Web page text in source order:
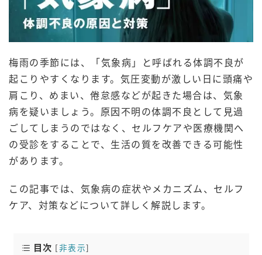
梅雨の季節には、「気象病」と呼ばれる体調不良が
起こりやすくなります。気圧変動が激しい日に頭痛や
肩こり、めまい、倦怠感などが起きた場合は、気象
病を疑いましょう。原因不明の体調不良として見過
ごしてしまうのではなく、セルフケアや医療機関へ
の受診をすることで、生活の質を改善できる可能性
があります。
この記事では、気象病の症状やメカニズム、セルフ
ケア、対策などについて詳しく解説します。
目次 [非表示]